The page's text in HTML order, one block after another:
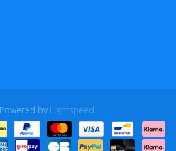
by Lightspeed